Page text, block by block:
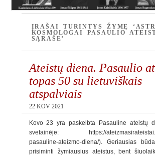
ĮRAŠAI TURINTYS ŽYMĘ
KOSMOLOGAI PASAULIO
SĄRAŠE’
Ateistų diena. Pasaulio
topas 50 su lietuviškais
atspalviais
22 KOV 2021
Kovo 23 yra paskelbta Pasauline ateistų
svetainėje: https://
pasauline-ateizmo-diena/). Geriausias
prisiminti žymiausius ateistus, bent